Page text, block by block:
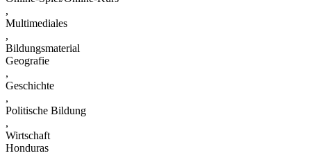
,
Multimediales
,
Bildungsmaterial
Geografie
,
Geschichte
,
Politische Bildung
,
Wirtschaft
Honduras